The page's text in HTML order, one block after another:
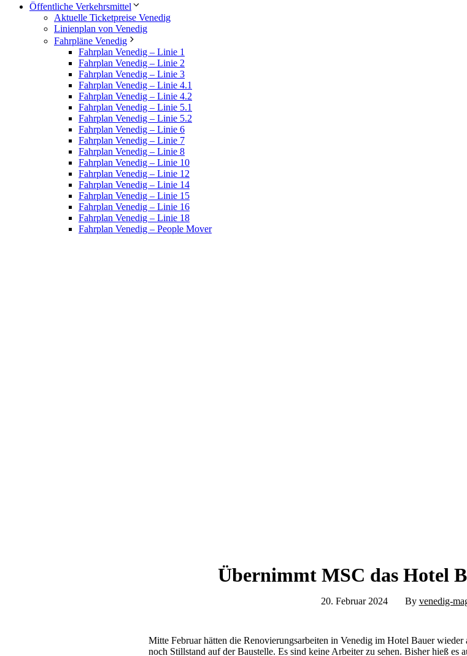
Öffentliche Verkehrsmittel
Aktuelle Ticketpreise Venedig
Linienplan von Venedig
Fahrpläne Venedig
Fahrplan Venedig – Linie 1
Fahrplan Venedig – Linie 2
Fahrplan Venedig – Linie 3
Fahrplan Venedig – Linie 4.1
Fahrplan Venedig – Linie 4.2
Fahrplan Venedig – Linie 5.1
Fahrplan Venedig – Linie 5.2
Fahrplan Venedig – Linie 6
Fahrplan Venedig – Linie 7
Fahrplan Venedig – Linie 8
Fahrplan Venedig – Linie 10
Fahrplan Venedig – Linie 12
Fahrplan Venedig – Linie 14
Fahrplan Venedig – Linie 15
Fahrplan Venedig – Linie 16
Fahrplan Venedig – Linie 18
Fahrplan Venedig – People Mover
Übernimmt MSC das Hotel
20. Februar 2024 By venedig-
Mitte Februar hätten die Renovierungsarbeiten in Venedig im Hotel Bauer
noch Stillstand auf der Baustelle. Es sind keine Arbeiter zu sehen. Bisher hieß es